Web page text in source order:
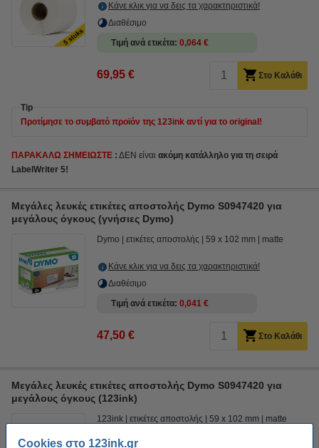
Cookies στο 123ink.gr
Κάνε κλικ για να δεις τα χαρακτηριστικά!
Διαθέσιμο
Τιμή ανά ετικέτα 0,064 €
69,95 € Στο Καλάθι
Tip
Προτίμησε το συμβατό προϊόν της 123ink αντί για το original!
ΠΑΡΑΚΑΛΩ ΣΗΜΕΙΩΣΤΕ : ΔΕΝ είναι ακόμη κατάλληλο για τη σειρά
LabelWriter 5!
Μεγάλες λευκές ετικέτες αποστολής Dymo S0947420 για
μεγάλους όγκους (γνήσιες Dymo)
Dymo ετικέτες αποστολής 59 x 102 mm matte
Κάνε κλικ για να δεις τα χαρακτηριστικά!
Διαθέσιμο
Τιμή ανά ετικέτα 0,041 €
47,50 € Στο Καλάθι
Μεγάλες λευκές ετικέτες αποστολής Dymo S0947420 για
μεγάλους όγκους (123ink)
123ink ετικέτες αποστολής 59 x 102 mm matte
Κάνε κλικ για να δεις τα χαρακτηριστικά!